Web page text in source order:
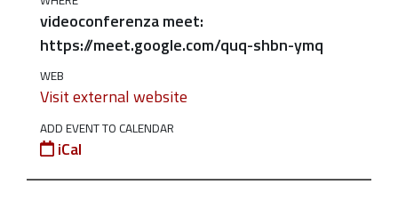
videoconferenza
Verso
Distretto
Biologico
dell'Appennino
videoconferenza meet:
https://meet.google.com/quq-shbn-ymq
WEB
Visit external website
ADD EVENT TO CALENDAR
iCal